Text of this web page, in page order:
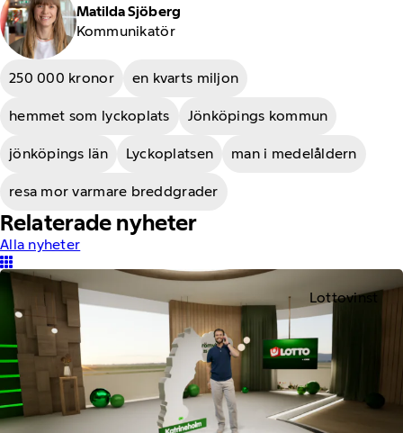
Kommunikatör
Matilda Sjöberg
250 000 kronor en kvarts miljon
hemmet som lyckoplats Jönköpings kommun
jönköpings län Lyckoplatsen man i medelåldern
resa mor varmare breddgrader
Relaterade nyheter
Alla nyheter
Lottovinst